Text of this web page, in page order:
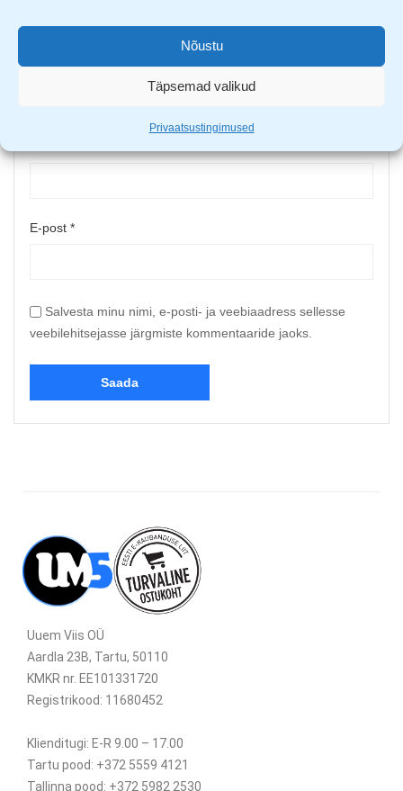
Nõustu
Täpsemad valikud
Privaatsustingimused
E-post *
Salvesta minu nimi, e-posti- ja veebiaadress sellesse
veebilehitsejasse järgmiste kommentaaride jaoks.
Uuem Viis OÜ
Aardla 23B, Tartu, 50110
KMKR nr. EE101331720
Registrikood: 11680452
Klienditugi: E-R 9.00 – 17.00
Tartu pood: +372 5559 4121
Tallinna pood: +372 5982 2530